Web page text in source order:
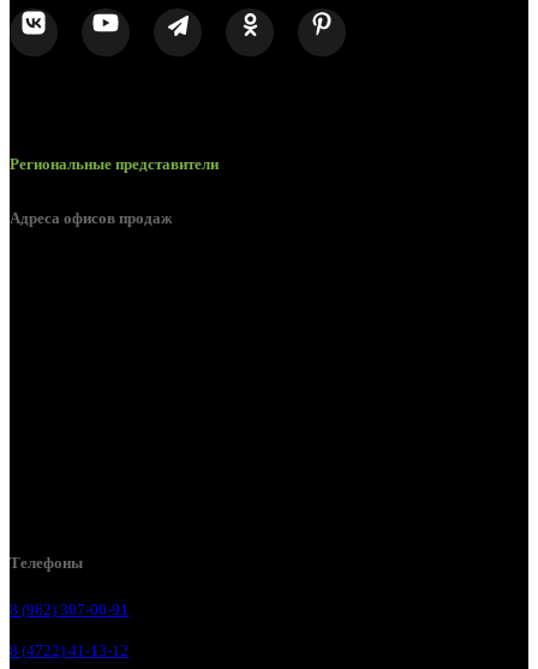
Региональные представители
Адреса офисов продаж
Телефоны
8 (962) 307-00-91
8 (4722) 41-13-12